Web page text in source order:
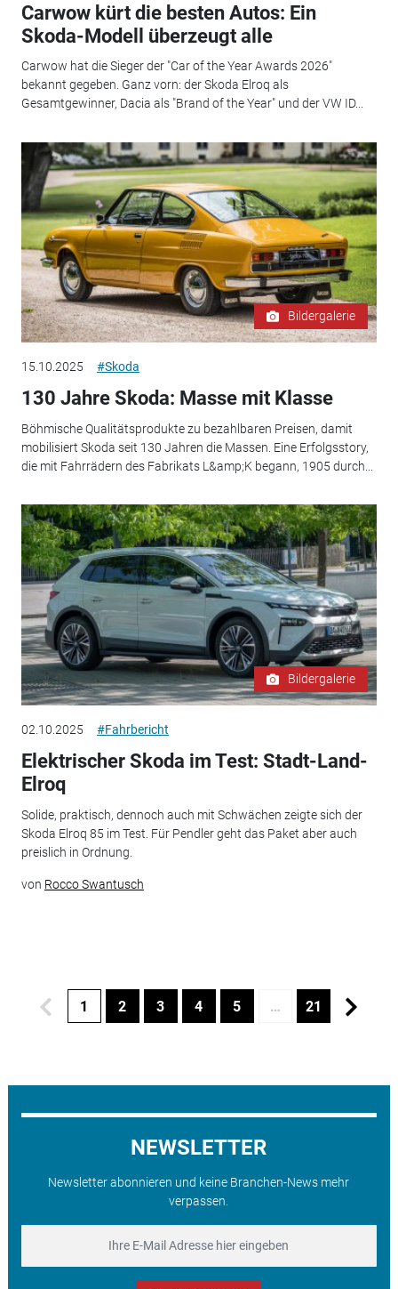
Carwow kürt die besten Autos: Ein
Skoda-Modell überzeugt alle
Carwow hat die Sieger der "Car of the Year Awards 2026"
bekannt gegeben. Ganz vorn: der Skoda Elroq als
Gesamtgewinner, Dacia als "Brand of the Year" und der VW ID...
Bildergalerie
15.10.2025 #Skoda
130 Jahre Skoda: Masse mit Klasse
Böhmische Qualitätsprodukte zu bezahlbaren Preisen, damit
mobilisiert Skoda seit 130 Jahren die Massen. Eine Erfolgsstory,
die mit Fahrrädern des Fabrikats L&amp;K begann, 1905 durch...
Bildergalerie
02.10.2025 #Fahrbericht
Elektrischer Skoda im Test: Stadt-Land-
Elroq
Solide, praktisch, dennoch auch mit Schwächen zeigte sich der
Skoda Elroq 85 im Test. Für Pendler geht das Paket aber auch
preislich in Ordnung.
von Rocco Swantusch
1 2 3 4 5 … 21
NEWSLETTER
Newsletter abonnieren und keine Branchen-News mehr
verpassen.